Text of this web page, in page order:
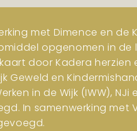
met Dimence en de
opgenomen in
door Kadera
Geweld en
in de Wijk (IWW),
In samenwerking met